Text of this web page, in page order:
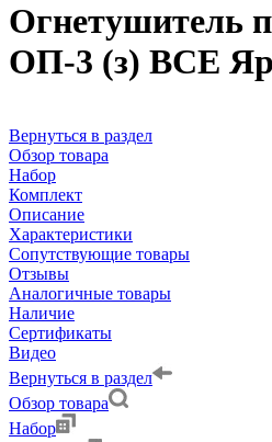
Огнетушитель
ОП-3 (з) ВСЕ
Вернуться в раздел
Обзор товара
Набор
Комплект
Описание
Характеристики
Сопутствующие товары
Отзывы
Аналогичные товары
Наличие
Сертификаты
Видео
Вернуться в раздел
Обзор товара
Набор